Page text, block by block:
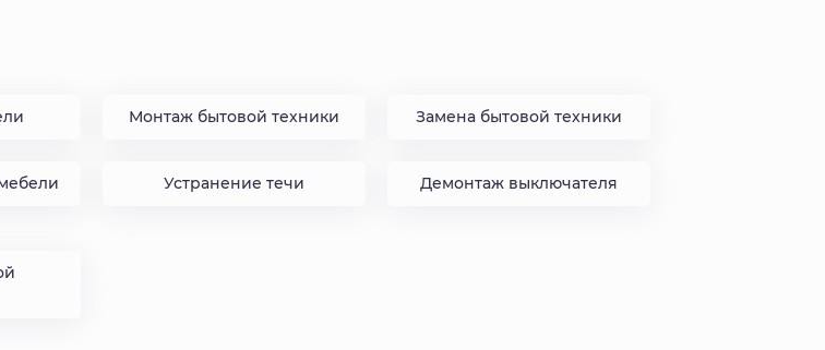
Монтаж бытовой техники Замена бытовой техники
Устранение течи Демонтаж выключателя